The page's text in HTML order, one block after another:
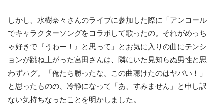
しかし、水樹奈々さんのライブに参加した際に「アンコール
でキャラクターソングをコラボして歌ったの。それがめっち
ゃ好きで『うわー！』と思って」とお気に入りの曲にテンシ
ョンが跳ね上がった宮田さんは、隣にいた見知らぬ男性と思
わずハグ。「俺たち勝ったな。この曲聴けたのはヤバい！」
と思ったものの、冷静になって「あ、すみません」と申し訳
ない気持ちなったことを明かしました。